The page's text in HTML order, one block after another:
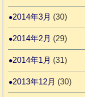
2014年3月 (30)
2014年2月 (29)
2014年1月 (31)
2013年12月 (30)